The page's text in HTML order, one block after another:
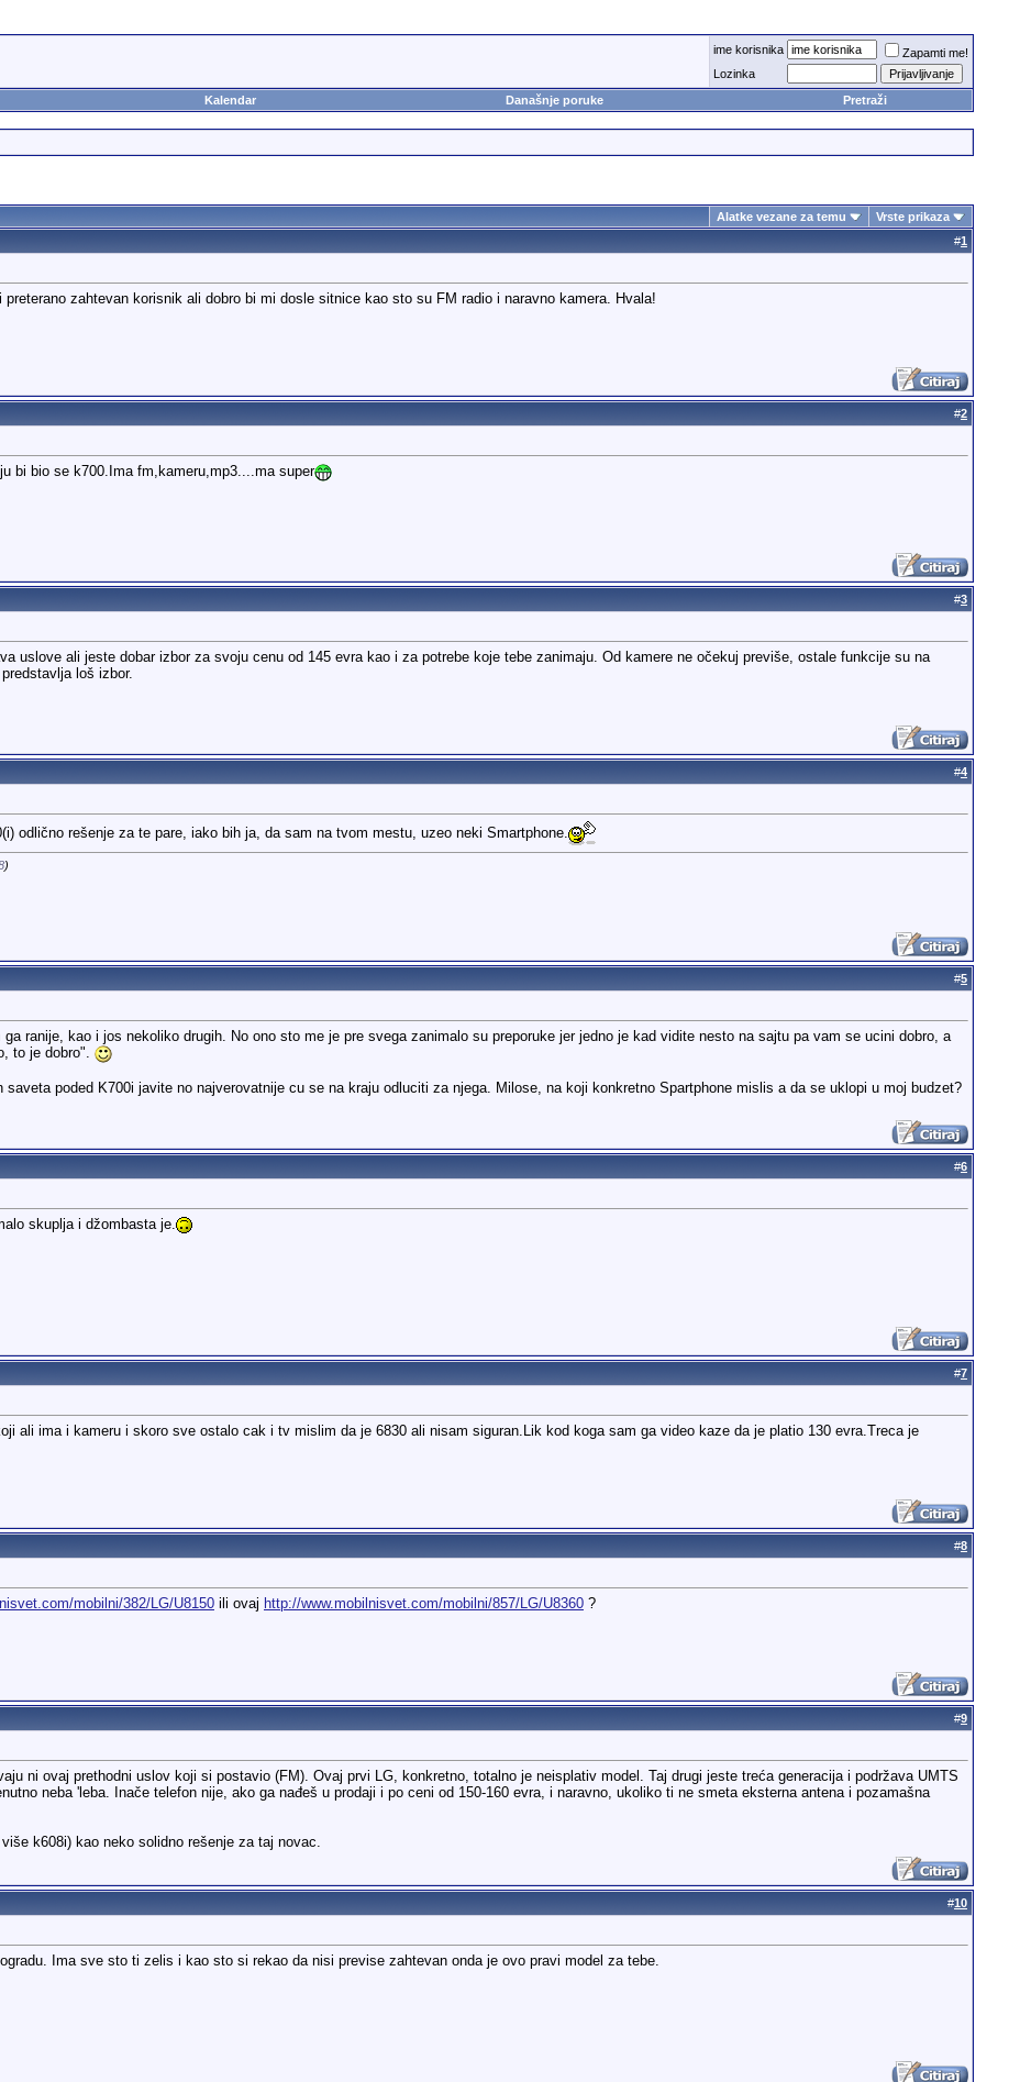
ime korisnika
Zapamti me!
Lozinka
Kalendar Današnje poruke Pretraži
Alatke vezane za temu
Vrste prikaza
#1
zahtevan korisnik ali dobro bi mi dosle sitnice kao sto su FM radio i naravno kamera. Hvala!
#2
bi bio se k700.Ima fm,kameru,mp3....ma super
#3
uslove ali jeste dobar izbor za svoju cenu od 145 evra kao i za potrebe koje tebe zanimaju. Od kamere ne očekuj previše, ostale funkcije su na
loš izbor.
#4
odlično rešenje za te pare, iako bih ja, da sam na tvom mestu, uzeo neki Smartphone.
)
#5
ranije, kao i jos nekoliko drugih. No ono sto me je pre svega zanimalo su preporuke jer jedno je kad vidite nesto na sajtu pa vam se ucini dobro, a
to je dobro".
saveta poded K700i javite no najverovatnije cu se na kraju odluciti za njega. Milose, na koji konkretno Spartphone mislis a da se uklopi u moj budzet?
#6
skuplja i džombasta je.
#7
ali ima i kameru i skoro sve ostalo cak i tv mislim da je 6830 ali nisam siguran.Lik kod koga sam ga video kaze da je platio 130 evra.Treca je
#8
mobilni/382/LG/U8150ili ovaj http://www.mobilnisvet.com/mobilni/857/LG/U8360?
#9
ni ovaj prethodni uslov koji si postavio (FM). Ovaj prvi LG, konkretno, totalno je neisplativ model. Taj drugi jeste treća generacija i podržava UMTS
neba 'leba. Inače telefon nije, ako ga nađeš u prodaji i po ceni od 150-160 evra, i naravno, ukoliko ti ne smeta eksterna antena i pozamašna
k608i) kao neko solidno rešenje za taj novac.
#10
Ima sve sto ti zelis i kao sto si rekao da nisi previse zahtevan onda je ovo pravi model za tebe.